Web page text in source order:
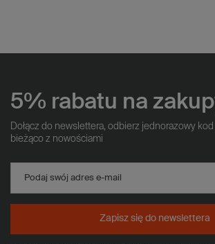
5% rabatu na
Dołącz do newslettera, odbierz jednorazowy
bieżąco z nowościami
Podaj swój adres e-mail
Zapisz się do newslettera